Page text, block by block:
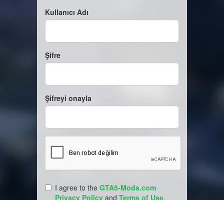
Kullanıcı Adı
Şifre
Şifreyi onayla
I agree to the GTA5-Mods.com
Privacy Policy and Terms of Use.